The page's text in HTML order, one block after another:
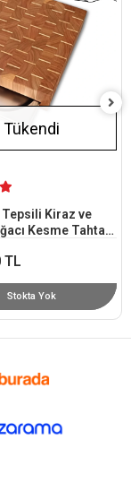
Tükendi
Tepsili Meşe
Stokta Yok